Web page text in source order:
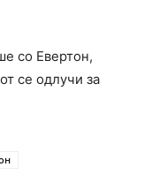
со Евертон,
се одлучи за